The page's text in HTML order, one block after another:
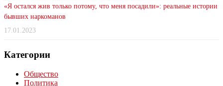
«Я остался жив только потому, что меня посадили»: реальные истории
бывших наркоманов
17.01.2023
Категории
Общество
Политика